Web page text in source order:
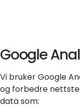
Google
Vi bruker Google
og forbedre
data som: